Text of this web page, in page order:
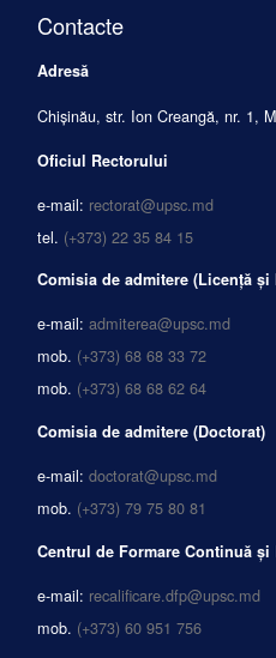
Contacte
Adresă
Chișinău, str. Ion Creangă, nr. 1,
Oficiul Rectorului
e-mail: rectorat@upsc.md
tel. (+373) 22 35 84 15
Comisia de admitere (Licență și
e-mail: admiterea@upsc.md
mob. (+373) 68 68 33 72
mob. (+373) 68 68 62 64
Comisia de admitere (Doctorat)
e-mail: doctorat@upsc.md
mob. (+373) 79 75 80 81
Centrul de Formare Continuă
e-mail: recalificare.dfp@upsc.md
mob. (+373) 60 951 756